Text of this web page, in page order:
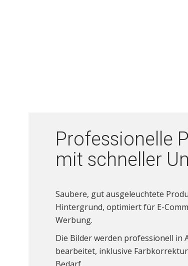
Professionelle
mit schneller
Saubere, gut ausgeleuchtete
Hintergrund, optimiert für E-
Werbung.
Die Bilder werden professionell in
bearbeitet, inklusive